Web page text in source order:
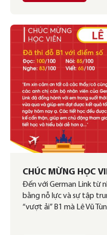
CHÚC MỪNG HỌC
CHINH PHỤC
NĂNG ĐỌC ĐẠT
Đến với German Link từ
bằng nỗ lực và sự tập
“vượt ải” B1 mà Lê Vũ